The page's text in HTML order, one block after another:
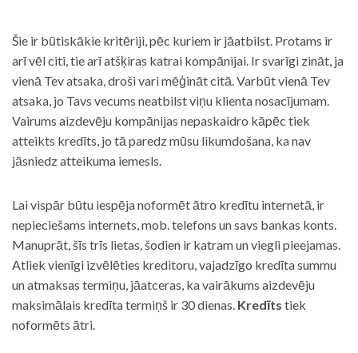
Šie ir būtiskākie kritēriji, pēc kuriem ir jāatbilst. Protams ir
arī vēl citi, tie arī atšķiras katrai kompānijai. Ir svarīgi zināt, ja
vienā Tev atsaka, droši vari mēģināt citā. Varbūt vienā Tev
atsaka, jo Tavs vecums neatbilst viņu klienta nosacījumam.
Vairums aizdevēju kompānijas nepaskaidro kāpēc tiek
atteikts kredīts, jo tā paredz mūsu likumdošana, ka nav
jāsniedz atteikuma iemesls.
Lai vispār būtu iespēja noformēt ātro kredītu internetā, ir
nepieciešams internets, mob. telefons un savs bankas konts.
Manuprāt, šīs trīs lietas, šodien ir katram un viegli pieejamas.
Atliek vienīgi izvēlēties kreditoru, vajadzīgo kredīta summu
un atmaksas termiņu, jāatceras, ka vairākums aizdevēju
maksimālais kredīta termiņš ir 30 dienas. Kredīts tiek
noformēts ātri.